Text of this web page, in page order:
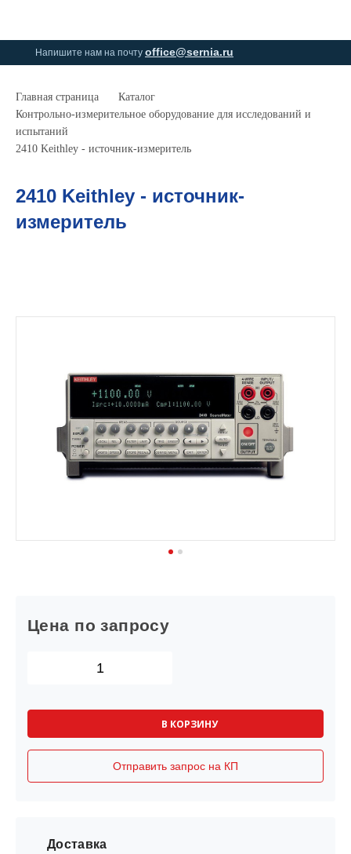
Напишите нам на почту office@sernia.ru
Главная страница
Каталог
Контрольно-измерительное оборудование для исследований и
испытаний
2410 Keithley - источник-измеритель
2410 Keithley - источник-
измеритель
Цена по запросу
В КОРЗИНУ
Отправить запрос на КП
Доставка